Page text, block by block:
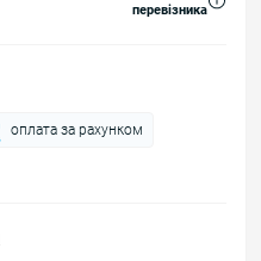
перевізника
оплата за рахунком